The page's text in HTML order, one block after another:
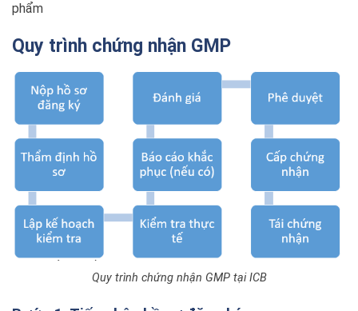
phẩm
Quy trình chứng nhận GMP
Quy trình chứng nhận GMP tại ICB